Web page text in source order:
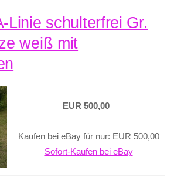
Linie schulterfrei Gr.
weiß mit
EUR 500,00
Kaufen bei eBay für nur: EUR 500,00
Sofort-Kaufen bei eBay